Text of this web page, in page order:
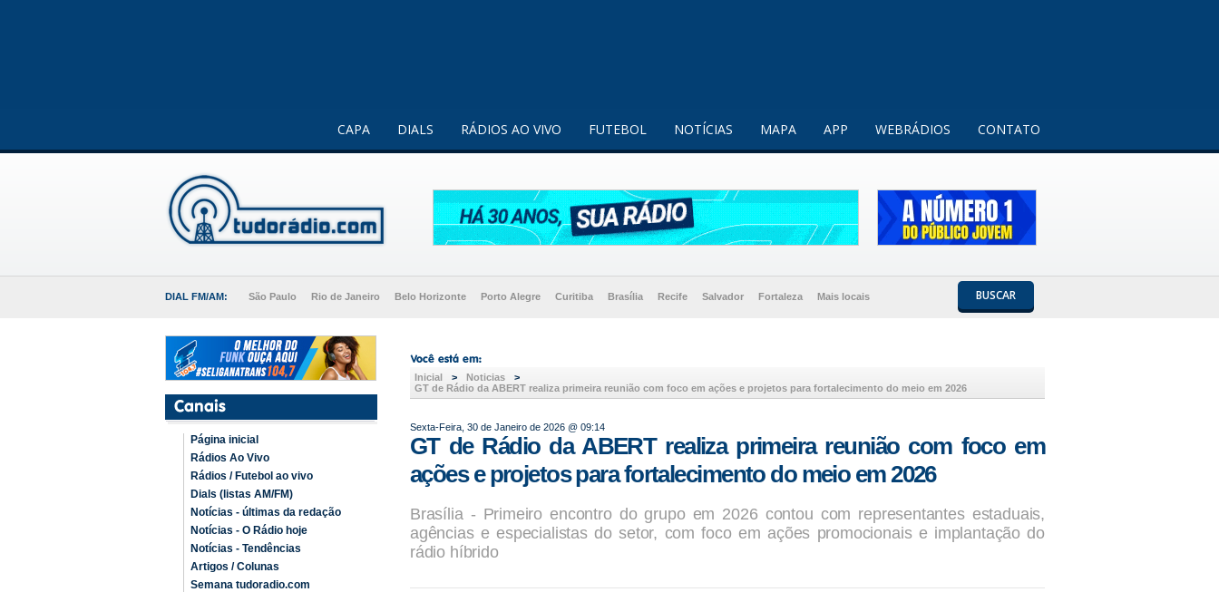
CAPA DIALS RÁDIOS AO VIVO FUTEBOL NOTÍCIAS MAPA APP WEBRÁDIOS CONTATO
DIAL FM/AM: São Paulo Rio de Janeiro Belo Horizonte Porto Alegre Curitiba Brasília Recife Salvador Fortaleza Mais locais BUSCAR
Página inicial
Rádios Ao Vivo
Rádios / Futebol ao vivo
Dials (listas AM/FM)
Notícias - últimas da redação
Notícias - O Rádio hoje
Notícias - Tendências
Artigos / Colunas
Semana tudoradio.com
Inicial > Noticias
>
GT de Rádio da ABERT realiza primeira reunião com foco em ações e projetos para fortalecimento do meio em 2026
Sexta-Feira, 30 de Janeiro de 2026 @ 09:14
GT de Rádio da ABERT realiza primeira reunião com foco em
ações e projetos para fortalecimento do meio em 2026
Brasília - Primeiro encontro do grupo em 2026 contou com representantes estaduais,
agências e especialistas do setor, com foco em ações promocionais e implantação do
rádio híbrido